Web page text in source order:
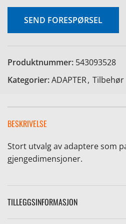
SEND FORESPØRSEL
Produktnummer: 543093528
Kategorier:ADAPTER, Tilbehør
BESKRIVELSE
Stort utvalg av adaptere som
gjengedimensjoner.
TILLEGGSINFORMASJON